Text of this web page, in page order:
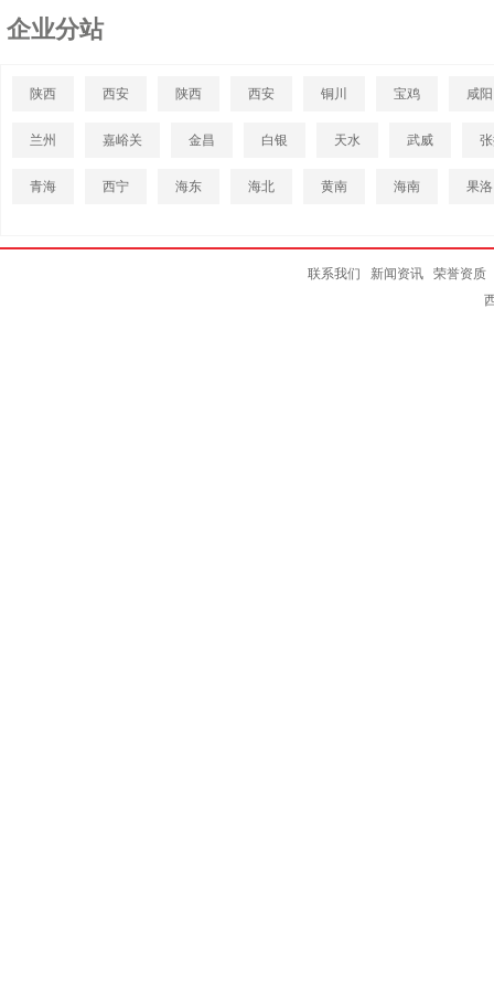
企业分站
陕西 西安 陕西 西安 铜川 宝鸡 咸阳
兰州 嘉峪关 金昌 白银 天水 武威
青海 西宁 海东 海北 黄南 海南 果洛
联系我们 新闻资讯
荣誉资质